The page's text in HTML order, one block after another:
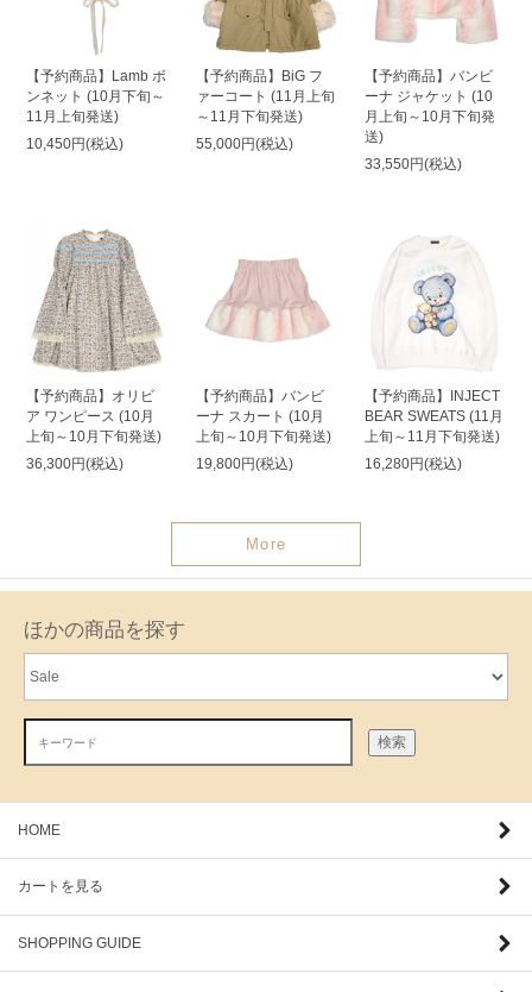
【予約商品】Lamb ボ
ンネット (10月下旬～
11月上旬発送)
10,450円(税込)
【予約商品】BiG フ
ァーコート (11月上旬
～11月下旬発送)
55,000円(税込)
【予約商品】バンビ
ーナ ジャケット (10
月上旬～10月下旬発
送)
33,550円(税込)
【予約商品】オリビ
ア ワンピース (10月
上旬～10月下旬発送)
36,300円(税込)
【予約商品】バンビ
ーナ スカート (10月
上旬～10月下旬発送)
19,800円(税込)
【予約商品】INJECT
BEAR SWEATS (11月
上旬～11月下旬発送)
16,280円(税込)
More
ほかの商品を探す
検索
HOME
カートを見る
SHOPPING GUIDE